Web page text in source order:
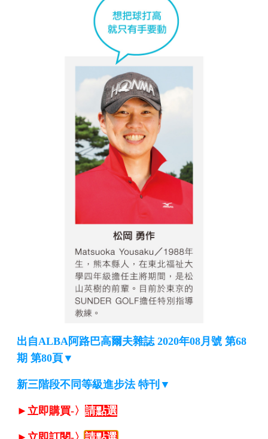
出自ALBA阿路巴高爾夫雜誌 2020年08月號 第68
期 第80頁▼
新三階段不同等級進步法 特刊▼
►立即購買-〉請點選